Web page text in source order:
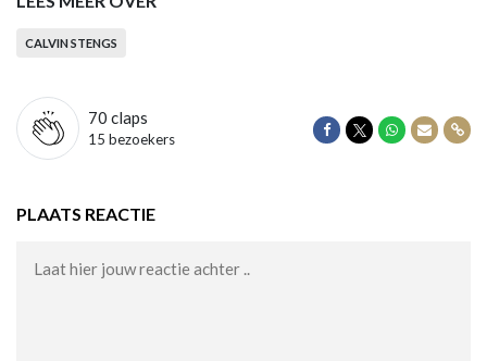
CALVIN STENGS
70 claps
15 bezoekers
Delen op Facebook
Delen op Twitter
Delen op
Delen
PLAATS REACTIE